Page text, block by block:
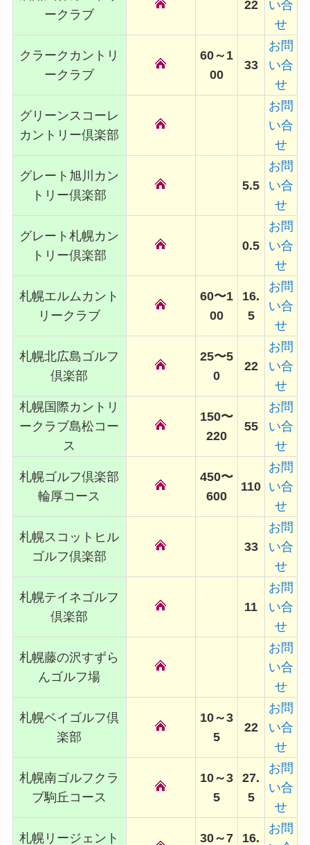
ークラブ
22
い合
せ
クラークカントリ
ークラブ
60～1
00
33
お問
い合
せ
グリーンスコーレ
カントリー倶楽部
お問
い合
せ
グレート旭川カン
トリー倶楽部
5.5
お問
い合
せ
グレート札幌カン
トリー倶楽部
0.5
お問
い合
せ
札幌エルムカント
リークラブ
60〜1
00
16.
5
お問
い合
せ
札幌北広島ゴルフ
倶楽部
25〜5
0
22
お問
い合
せ
札幌国際カントリ
ークラブ島松コー
ス
150〜
220
55
お問
い合
せ
札幌ゴルフ倶楽部
輪厚コース
450〜
600
110
お問
い合
せ
札幌スコットヒル
ゴルフ倶楽部
33
お問
い合
せ
札幌テイネゴルフ
倶楽部
11
お問
い合
せ
札幌藤の沢すずら
んゴルフ場
お問
い合
せ
札幌ベイゴルフ倶
楽部
10～3
5
22
お問
い合
せ
札幌南ゴルフクラ
ブ駒丘コース
10～3
5
27.
5
お問
い合
せ
札幌リージェント
30～7
16.
お問